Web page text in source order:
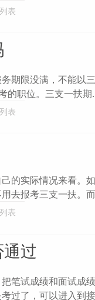
表
期限没满，不能以
的职位。三支一扶期
表
的实际情况来看。
去报考三支一扶。
表
过
笔试成绩和面试成
过了，可以进入到